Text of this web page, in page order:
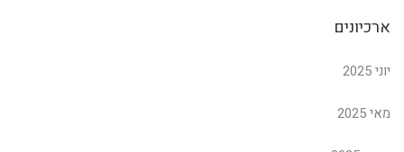
ארכיונים
יוני 2025
מאי 2025